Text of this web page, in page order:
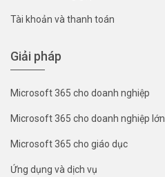
Tài khoản và thanh toán
Giải pháp
Microsoft 365 cho doanh nghiệp
Microsoft 365 cho doanh nghiệp lớn
Microsoft 365 cho giáo dục
Ứng dụng và dịch vụ